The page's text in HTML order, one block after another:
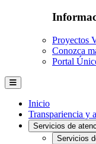
Proyectos
Conozca
Portal
Inicio
Transpariencia y
Servicios de
Servicios